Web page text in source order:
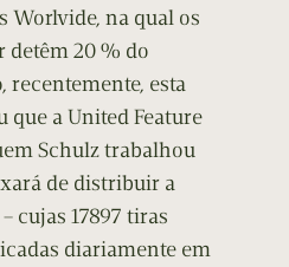
Worlvide, na qual os
detêm 20 % do
recentemente, esta
que a United Feature
Schulz trabalhou
de distribuir a
cujas 17897 tiras
diariamente em